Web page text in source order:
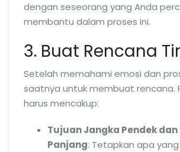
dengan seseorang yang Anda
membantu dalam proses ini.
3. Buat Rencana
Setelah memahami emosi dan
saatnya untuk membuat rencana.
harus mencakup:
Tujuan Jangka Pendek
Panjang: Tetapkan apa